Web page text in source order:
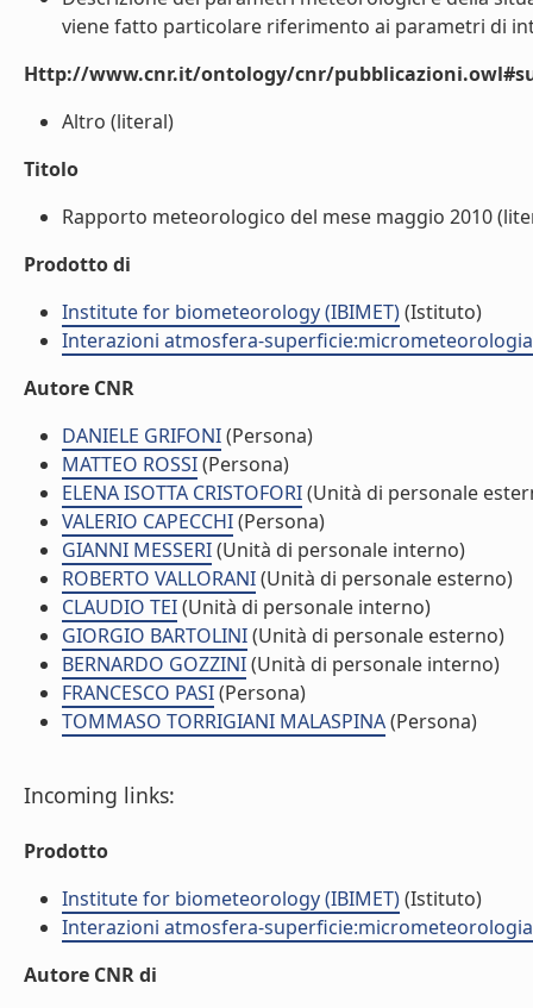
viene fatto particolare riferimento ai parametri di
Http://www.cnr.it/ontology/cnr/
Altro (literal)
Titolo
Rapporto meteorologico del mese maggio 2010
Prodotto di
Institute for biometeorology (IBIMET)(Istituto)
Interazioni atmosfera-
Autore CNR
DANIELE GRIFONI(Persona)
MATTEO ROSSI(Persona)
ELENA ISOTTA CRISTOFORI(Unità di personale
VALERIO CAPECCHI(Persona)
GIANNI MESSERI(Unità di personale interno)
ROBERTO VALLORANI(Unità di personale esterno)
CLAUDIO TEI(Unità di personale interno)
GIORGIO BARTOLINI(Unità di personale esterno)
BERNARDO GOZZINI(Unità di personale interno)
FRANCESCO PASI(Persona)
TOMMASO TORRIGIANI MALASPINA(Persona)
Incoming links:
Prodotto
Institute for biometeorology (IBIMET)(Istituto)
Interazioni atmosfera-
Autore CNR di